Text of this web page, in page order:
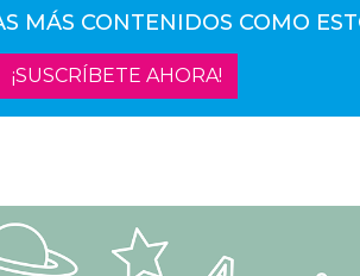
MÁS CONTENIDOS COMO
¡SUSCRÍBETE AHORA!